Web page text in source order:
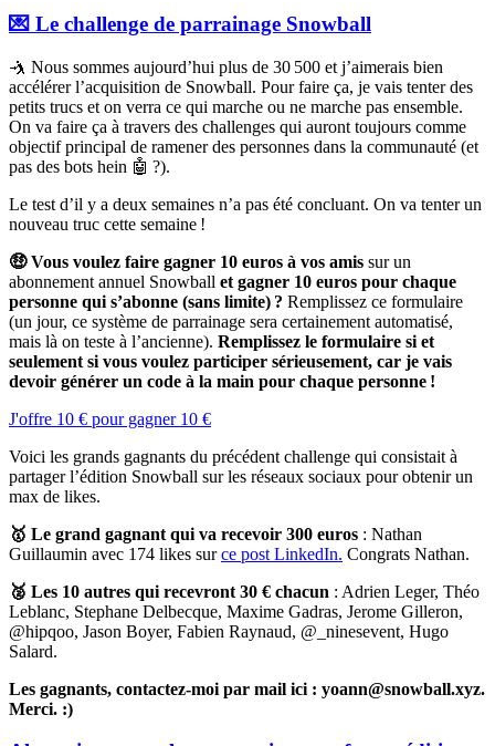
💌 Le challenge de parrainage Snowball
🤺 Nous sommes aujourd’hui plus de 30 500 et j’aimerais bien
accélérer l’acquisition de Snowball. Pour faire ça, je vais tenter des
petits trucs et on verra ce qui marche ou ne marche pas ensemble.
On va faire ça à travers des challenges qui auront toujours comme
objectif principal de ramener des personnes dans la communauté (et
pas des bots hein 🤖 ?).
Le test d’il y a deux semaines n’a pas été concluant. On va tenter un
nouveau truc cette semaine !
🤑 Vous voulez faire gagner 10 euros à vos amis sur un
abonnement annuel Snowball et gagner 10 euros pour chaque
personne qui s’abonne (sans limite) ? Remplissez ce formulaire
(un jour, ce système de parrainage sera certainement automatisé,
mais là on teste à l’ancienne). Remplissez le formulaire si et
seulement si vous voulez participer sérieusement, car je vais
devoir générer un code à la main pour chaque personne !
J'offre 10 € pour gagner 10 €
Voici les grands gagnants du précédent challenge qui consistait à
partager l’édition Snowball sur les réseaux sociaux pour obtenir un
max de likes.
🥇 Le grand gagnant qui va recevoir 300 euros : Nathan
Guillaumin avec 174 likes surce post LinkedIn. Congrats Nathan.
🥈 Les 10 autres qui recevront 30 € chacun : Adrien Leger, Théo
Leblanc, Stephane Delbecque, Maxime Gadras, Jerome Gilleron,
@hipqoo, Jason Boyer, Fabien Raynaud, @_ninesevent, Hugo
Salard.
Les gagnants, contactez-moi par mail ici : yoann@snowball.xyz.
Merci. :)